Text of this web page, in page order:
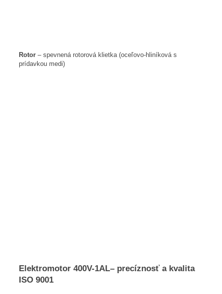
Rotor – spevnená rotorová klietka (oceľovo-hliníková s
prídavkou medi)
Elektromotor 400V-1AL– precíznosť a kvalita
ISO 9001